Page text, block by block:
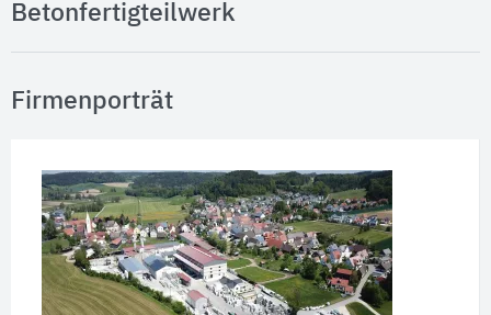
Betonfertigteilwerk
Firmenporträt